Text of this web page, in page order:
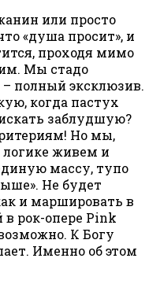
или просто
«душа просит», и
проходя мимо
Мы стадо
– полный эксклюзив.
когда пастух
заблудшую?
Но мы,
логике живем и
массу, тупо
Не будет
и маршировать в
в рок-опере Pink
К Богу
Именно об этом